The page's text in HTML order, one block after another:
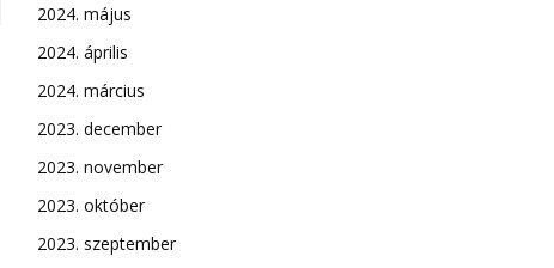
2024. május
2024. április
2024. március
2023. december
2023. november
2023. október
2023. szeptember